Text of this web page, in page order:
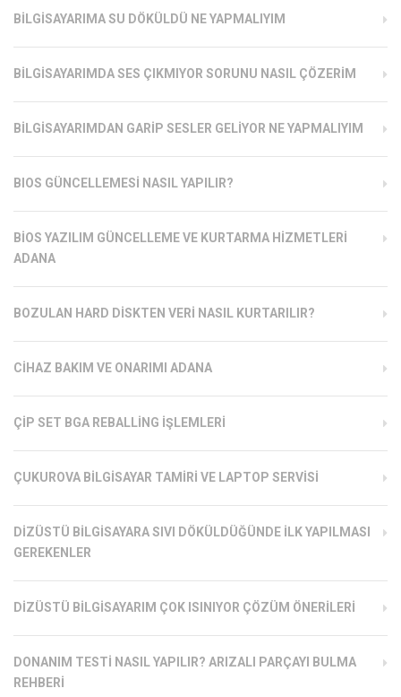
BILGISAYARIMA SU DÖKÜLDÜ NE YAPMALIYIM
BILGISAYARIMDA SES ÇIKMIYOR SORUNU NASIL ÇÖZERIM
BILGISAYARIMDAN GARIP SESLER GELIYOR NE YAPMALIYIM
BIOS GÜNCELLEMESI NASIL YAPILIR?
BIOS YAZILIM GÜNCELLEME VE KURTARMA HIZMETLERI
ADANA
BOZULAN HARD DISKTEN VERI NASIL KURTARILIR?
CIHAZ BAKIM VE ONARIMI ADANA
ÇIP SET BGA REBALLING İŞLEMLERI
ÇUKUROVA BILGISAYAR TAMIRI VE LAPTOP SERVISI
DIZÜSTÜ BILGISAYARA SIVI DÖKÜLDÜĞÜNDE İLK YAPILMASI
GEREKENLER
DIZÜSTÜ BILGISAYARIM ÇOK ISINIYOR ÇÖZÜM ÖNERILERI
DONANIM TESTI NASIL YAPILIR? ARIZALI PARÇAYI BULMA
REHBERI